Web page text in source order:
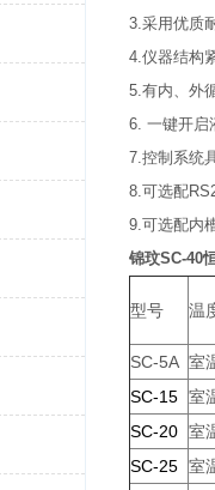
3.采用优质
4.仪器结构
5.有内、外
6. 一键开启
7.控制系统
8.可选配
9.可选配内
锦玟SC-40
型号 温
SC-5A 室
SC-15 室
SC-20 室
SC-25 室